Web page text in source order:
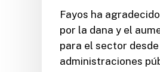
Fayos ha
por la dana y el
para el sector
administraciones